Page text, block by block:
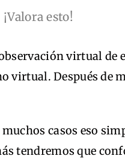
¡Valora esto!
virtual de
virtual. Después de
casos eso
tendremos que